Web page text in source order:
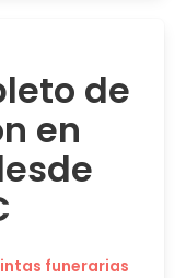
de
en
funerarias